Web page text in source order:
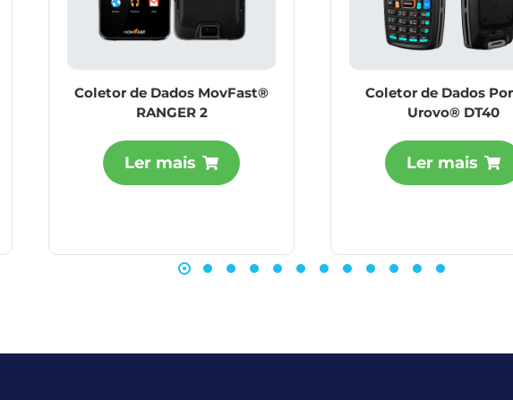
Coletor de Dados MovFast®
RANGER 2
Ler mais
Coletor de Dados
Urovo® DT40
Ler mais